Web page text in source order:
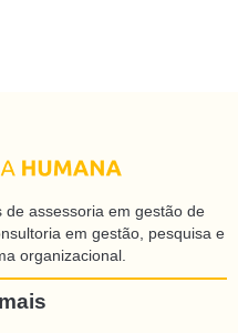
assessoria em gestão de
em gestão, pesquisa e
organizacional.